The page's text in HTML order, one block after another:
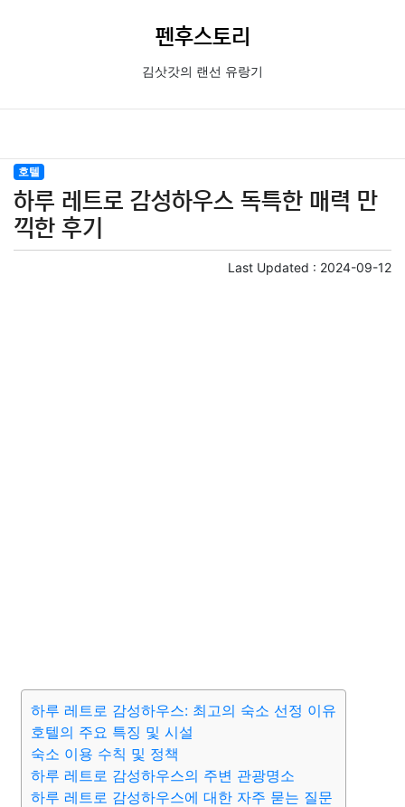
펜후스토리
김삿갓의 랜선 유랑기
호텔
하루 레트로 감성하우스 독특한 매력 만
끽한 후기
Last Updated : 2024-09-12
하루 레트로 감성하우스: 최고의 숙소 선정 이유
호텔의 주요 특징 및 시설
숙소 이용 수칙 및 정책
하루 레트로 감성하우스의 주변 관광명소
하루 레트로 감성하우스에 대한 자주 묻는 질문